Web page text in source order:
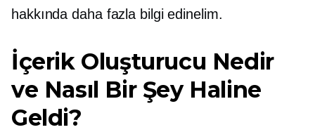
hakkında daha fazla bilgi edinelim.
İçerik Oluşturucu Nedir
ve Nasıl Bir Şey Haline
Geldi?